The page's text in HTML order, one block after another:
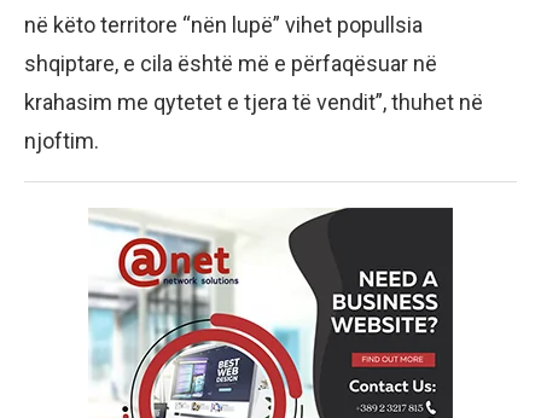
në këto territore “nën lupë” vihet popullsia
shqiptare, e cila është më e përfaqësuar në
krahasim me qytetet e tjera të vendit”, thuhet në
njoftim.